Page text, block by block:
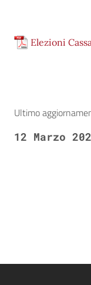
Elezioni
Ultimo
12 Marzo